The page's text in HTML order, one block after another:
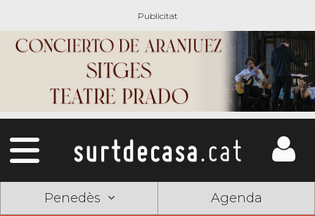
Penedès Agenda